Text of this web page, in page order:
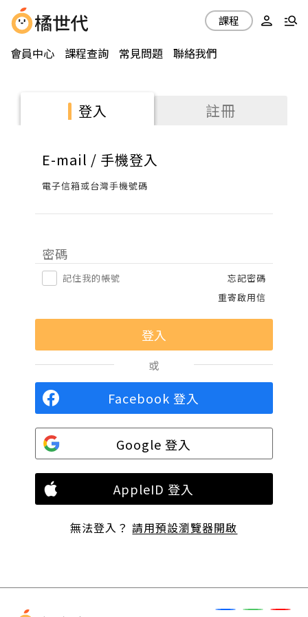
會員中心 課程查詢 常見問題 聯絡我們
課程
登入 註冊
E-mail / 手機登入
電子信箱或台灣手機號碼
密碼
記住我的帳號
忘記密碼
重寄啟用信
或
Facebook 登入
Google 登入
AppleID 登入
無法登入？請用預設瀏覽器開啟